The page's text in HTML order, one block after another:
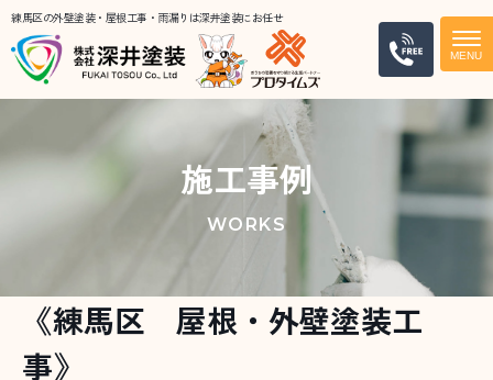
練馬区の外壁塗装・屋根工事・雨漏りは深井塗装にお任せ
電話
施工事例
WORKS
《練馬区 屋根・外壁塗装工
事》